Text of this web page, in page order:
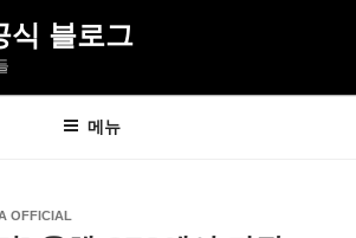
식 블로그
메뉴
OFFICIAL